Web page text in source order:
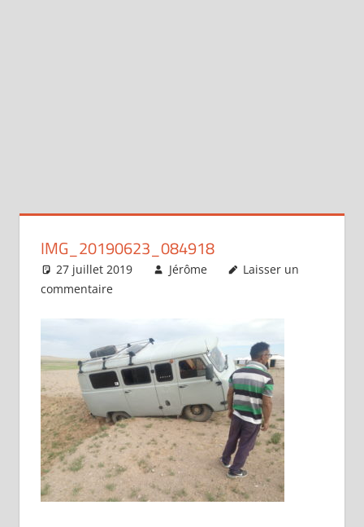
IMG_20190623_084918
27 juillet 2019 Jérôme
Laisser un
commentaire